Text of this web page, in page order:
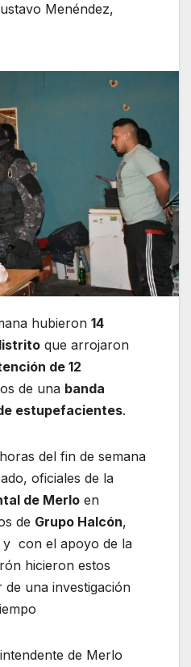
Menéndez,
hubieron 14
que arrojaron
de 12
de una banda
estupefacientes.
del fin de semana
oficiales de la
de Merlo en
de Grupo Halcón,
y con el apoyo de la
hicieron estos
una investigación
de Merlo